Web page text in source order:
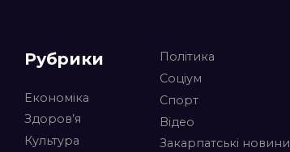
Рубрики
Економіка
Здоров’я
Культура
Політика
Соціум
Спорт
Відео
Закарпатські новини